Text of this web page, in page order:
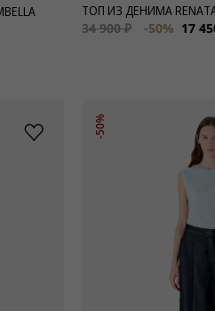
ТОП ИЗ ДЕНИМА
34 900 ₽
-50% 17
-50%